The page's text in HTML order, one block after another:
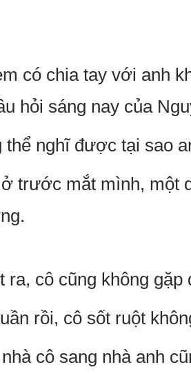
có chia tay với anh
hỏi sáng nay của
nghĩ được tại sao
trước mắt mình, một
cô cũng không gặp
rồi, cô sốt ruột
cô sang nhà anh